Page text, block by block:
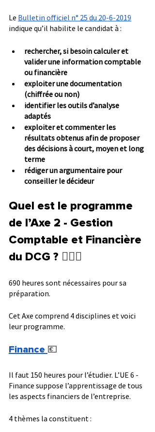
Le Bulletin officiel n° 25 du 20-6-2019
indique qu’il habilite le candidat à :
rechercher, si besoin calculer et
valider une information comptable
ou financière
exploiter une documentation
(chiffrée ou non)
identifier les outils d’analyse
adaptés
exploiter et commenter les
résultats obtenus afin de proposer
des décisions à court, moyen et long
terme
rédiger un argumentaire pour
conseiller le décideur
Quel est le programme
de l’Axe 2 - Gestion
Comptable et Financière
du DCG ? 🕵🏻‍♂️
690 heures sont nécessaires pour sa
préparation.
Cet Axe comprend 4 disciplines et voici
leur programme.
Finance 💶
Il faut 150 heures pour l’étudier. L’UE 6 -
Finance suppose l’apprentissage de tous
les aspects financiers de l’entreprise.
4 thèmes la constituent :